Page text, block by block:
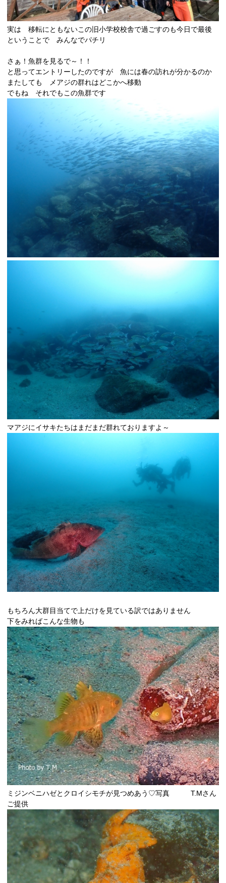
実は 移転にともないこの旧小学校校舎で過ごすのも今日で最後
ということで みんなでパチリ
さぁ！魚群を見るで～！！
と思ってエントリーしたのですが 魚には春の訪れが分かるのか
またしても メアジの群れはどこかへ移動
でもね それでもこの魚群です
マアジにイサキたちはまだまだ群れておりますよ～
もちろん大群目当てで上だけを見ている訳ではありません
下をみればこんな生物も
ミジンベニハゼとクロイシモチが見つめあう♡写真 T.Mさん
ご提供